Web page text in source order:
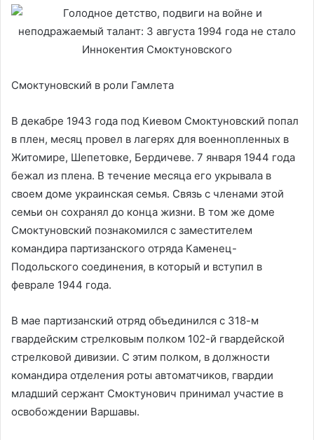
Смоктуновский в роли Гамлета
В декабре 1943 года под Киевом Смоктуновский попал
в плен, месяц провел в лагерях для военнопленных в
Житомире, Шепетовке, Бердичеве. 7 января 1944 года
бежал из плена. В течение месяца его укрывала в
своем доме украинская семья. Связь с членами этой
семьи он сохранял до конца жизни. В том же доме
Смоктуновский познакомился с заместителем
командира партизанского отряда Каменец-
Подольского соединения, в который и вступил в
феврале 1944 года.
В мае партизанский отряд объединился с 318-м
гвардейским стрелковым полком 102-й гвардейской
стрелковой дивизии. С этим полком, в должности
командира отделения роты автоматчиков, гвардии
младший сержант Смоктунович принимал участие в
освобождении Варшавы.